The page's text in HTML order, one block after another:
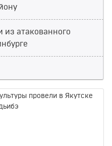
из атакованного